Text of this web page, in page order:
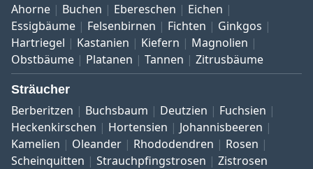
Ahorne Buchen Ebereschen
Eichen
Essigbäume
Felsenbirnen Fichten
Ginkgos
Hartriegel
Kastanien Kiefern
Magnolien
Obstbäume
Platanen Tannen Zitrusbäume
Sträucher
Berberitzen Buchsbaum Deutzien
Fuchsien
Heckenkirschen
Hortensien
Johannisbeeren
Kamelien
Oleander Rhododendren
Rosen
Scheinquitten
Strauchpfingstrosen Zistrosen